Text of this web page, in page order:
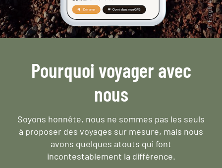
Pourquoi voyager avec
nous
Soyons honnête, nous ne sommes pas les seuls
à proposer des voyages sur mesure, mais nous
avons quelques atouts qui font
incontestablement la différence.